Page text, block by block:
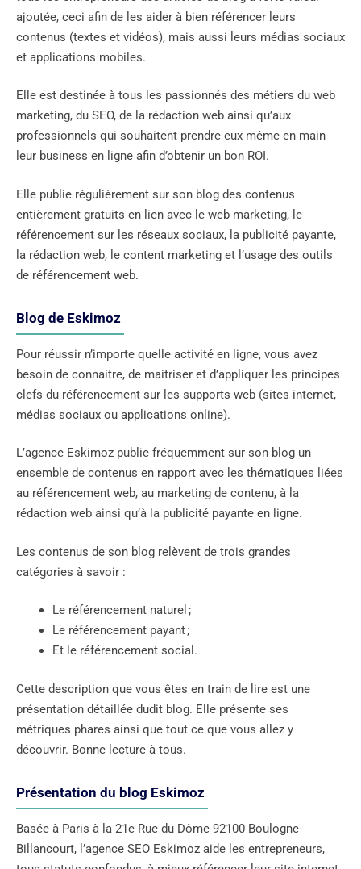
ajoutée, ceci afin de les aider à bien référencer leurs
contenus (textes et vidéos), mais aussi leurs médias sociaux
et applications mobiles.
Elle est destinée à tous les passionnés des métiers du web
marketing, du SEO, de la rédaction web ainsi qu’aux
professionnels qui souhaitent prendre eux même en main
leur business en ligne afin d’obtenir un bon ROI.
Elle publie régulièrement sur son blog des contenus
entièrement gratuits en lien avec le web marketing, le
référencement sur les réseaux sociaux, la publicité payante,
la rédaction web, le content marketing et l’usage des outils
de référencement web.
Blog de Eskimoz
Pour réussir n’importe quelle activité en ligne, vous avez
besoin de connaitre, de maitriser et d’appliquer les principes
clefs du référencement sur les supports web (sites internet,
médias sociaux ou applications online).
L’agence Eskimoz publie fréquemment sur son blog un
ensemble de contenus en rapport avec les thématiques liées
au référencement web, au marketing de contenu, à la
rédaction web ainsi qu’à la publicité payante en ligne.
Les contenus de son blog relèvent de trois grandes
catégories à savoir :
Le référencement naturel ;
Le référencement payant ;
Et le référencement social.
Cette description que vous êtes en train de lire est une
présentation détaillée dudit blog. Elle présente ses
métriques phares ainsi que tout ce que vous allez y
découvrir. Bonne lecture à tous.
Présentation du blog Eskimoz
Basée à Paris à la 21e Rue du Dôme 92100 Boulogne-
Billancourt, l’agence SEO Eskimoz aide les entrepreneurs,